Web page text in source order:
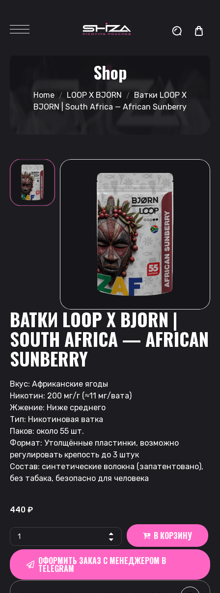
Shop
Home LOOP X BJORN
Ватки LOOP X
BJORN | South Africa — African Sunberry
ВАТКИ LOOP X BJORN |
SOUTH AFRICA — AFRICAN
SUNBERRY
Вкус: Африканские ягоды
Никотин: 200 мг/г (≈11 мг/вата)
Жжение: Ниже среднего
Тип: Никотиновая ватка
Паков: около 55 шт.
Формат: Утолщённые пластинки, возможно
регулировать крепость до 3 штук
Состав: синтетические волокна (запатентовано),
без табака, безопасно для человека
440 ₽
В КОРЗИНУ
ОФОРМИТЬ ЗАКАЗ С МЕНЕДЖЕРОМ В
TELEGRAM